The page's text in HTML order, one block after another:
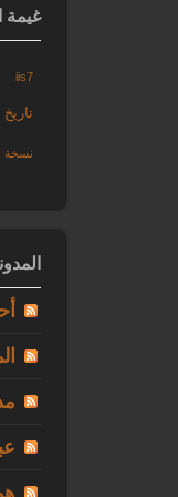
غيمة
iis7
تاريخ
نسخة